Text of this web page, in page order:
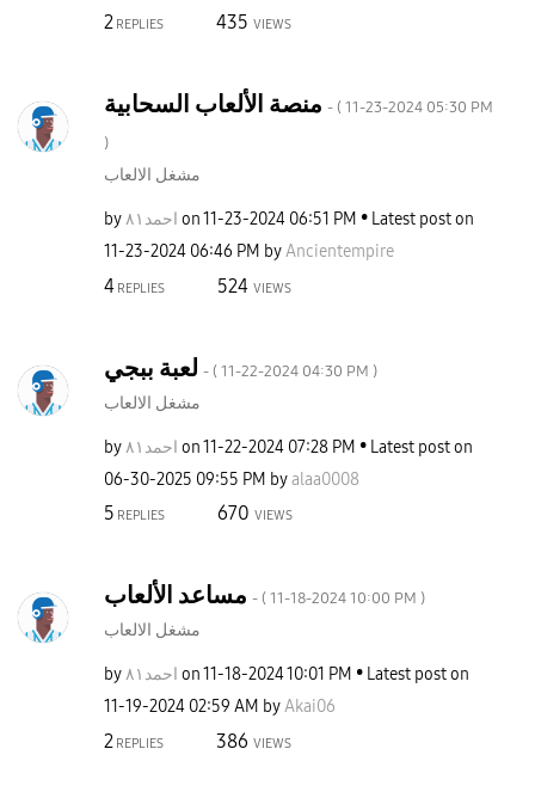
2REPLIES 435 VIEWS
- ( ‎11-23-2024 05:30 PM
)
مشغل الالعاب
by احمد٨١ on‎11-23-2024 06:51 PM
Latest post on
‎11-23-2024 06:46 PM byAncientempire
4REPLIES 524 VIEWS
- ( ‎11-22-2024 04:30 PM )
مشغل الالعاب
by احمد٨١ on‎11-22-2024 07:28 PM
Latest post on
‎06-30-2025 09:55 PM byalaa0008
5 REPLIES 670 VIEWS
- ( ‎11-18-2024 10:00 PM )
مشغل الالعاب
by احمد٨١ on‎11-18-202410:01 PM
Latest post on
‎11-19-2024 02:59 AM byAkai06
2 REPLIES 386 VIEWS